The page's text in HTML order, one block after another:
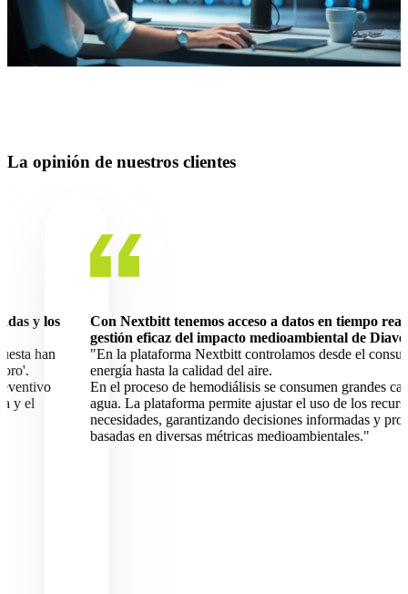
La opinión de nuestros clientes
los
Con Nextbitt tenemos acceso a datos en tiempo real para
gestión eficaz del impacto medioambiental de Diaverum.
"En la plataforma Nextbitt controlamos desde el consumo de
energía hasta la calidad del aire.
En el proceso de hemodiálisis se consumen grandes
agua. La plataforma permite ajustar el uso de los recursos a
necesidades, garantizando decisiones informadas y
basadas en diversas métricas medioambientales."